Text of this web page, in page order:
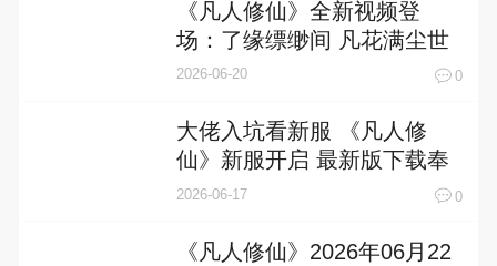
《凡人修仙》全新视频登
场：了缘缥缈间 凡花满尘世
2026-06-20 0
大佬入坑看新服 《凡人修
仙》新服开启 最新版下载奉
上
2026-06-17 0
《凡人修仙》2026年06月22